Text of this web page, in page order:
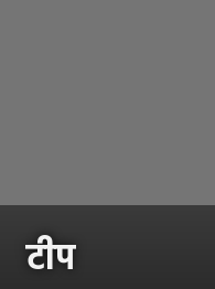
टीप